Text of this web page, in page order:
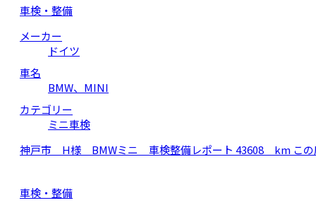
車検・整備
メーカー
ドイツ
車名
BMW、MINI
カテゴリー
ミニ車検
神戸市 H様 BMWミニ 車検整備レポート 43608 km この度
車検・整備